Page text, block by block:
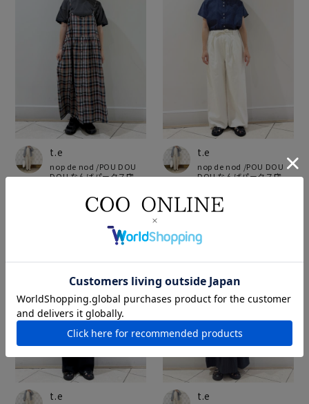
t.e
nop de nod /POU DOU
DOU なんばパークス店
t.e
nop de nod /POU DOU
DOU なんばパークス店
t.e t.e